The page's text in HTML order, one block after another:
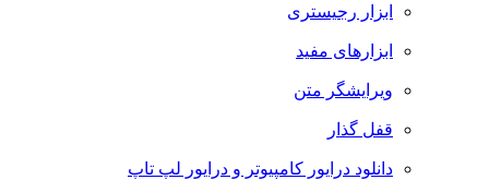
ابزار رجیستری
ابزارهای مفید
ویرایشگر متن
قفل گذار
دانلود درایور کامپیوتر و درایور لپ تاپ